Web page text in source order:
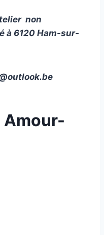
non
à 6120 Ham-sur-
Amour-